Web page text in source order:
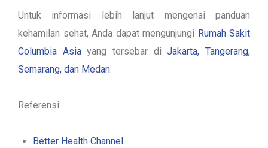
Untuk informasi lebih lanjut mengenai panduan
kehamilan sehat, Anda dapat mengunjungi Rumah Sakit
Columbia Asiayang tersebar diJakarta, Tangerang,
Semarang, dan Medan.
Referensi:
Better Health Channel